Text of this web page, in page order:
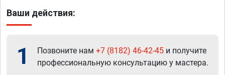
Ваши действия:
1 Позвоните нам +7 (8182) 46-42-45 и получите
профессиональную консультацию у мастера.